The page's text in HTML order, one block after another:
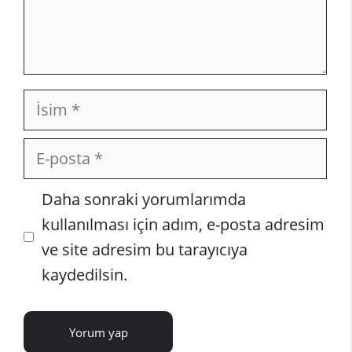
İsim
posta
İnternet
sitesi
Daha sonraki yorumlarımda
kullanılması için adım, e-posta adresim
ve site adresim bu tarayıcıya
kaydedilsin.